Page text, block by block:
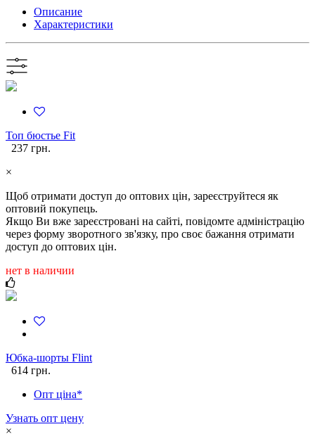
Описание
Характеристики
Топ бюстье Fit
237 грн.
×
Щоб отримати доступ до оптових цін, зареєструйтеся як
оптовий покупець.
Якщо Ви вже зареєстровані на сайті, повідомте адміністрацію
через форму зворотного зв'язку, про своє бажання отримати
доступ до оптових цін.
нет в наличии
Юбка-шорты Flint
614 грн.
Опт ціна*
Узнать опт цену
×